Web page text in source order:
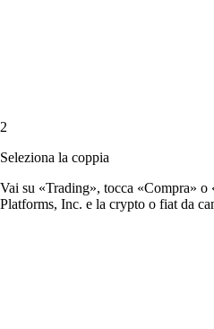
2
Seleziona la coppia
Vai su «Trading», tocca «Compra» o
Platforms, Inc. e la crypto o fiat da